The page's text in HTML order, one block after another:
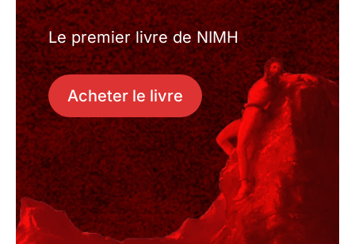
Le premier livre de NIMH
Acheter le livre